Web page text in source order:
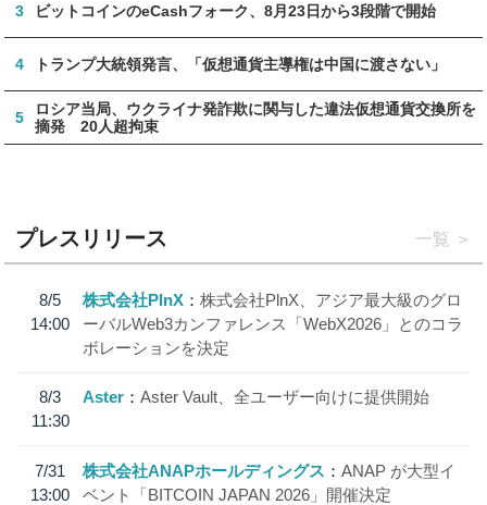
3 ビットコインのeCashフォーク、8月23日から3段階で開始
4 トランプ大統領発言、「仮想通貨主導権は中国に渡さない」
5
ロシア当局、ウクライナ発詐欺に関与した違法仮想通貨交換所を
摘発 20人超拘束
プレスリリース 一覧
8/5
14:00
株式会社PlnX
株式会社PlnX、アジア最大級のグロ
ーバルWeb3カンファレンス「WebX2026」とのコラ
ボレーションを決定
8/3
11:30
Aster Aster Vault、全ユーザー向けに提供開始
7/31
13:00
株式会社ANAPホールディングス
ANAP が大型イ
ベント「BITCOIN JAPAN 2026」開催決定